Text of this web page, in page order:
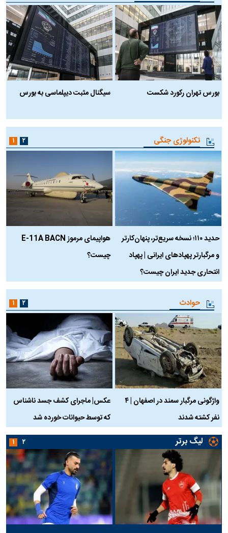
بورس تهران رکورد شکست
سیگنال مثبت دیپلماسی به بورس
تکنولوژی جنگی
حدید ۱۱۰؛ نسخه سریع‌تر، پنهان‌کارتر
و مرگبارتر پهپادهای ایرانی | پهپاد
انتحاری جدید ایران چیست؟
هواپیمای مرموز E-11A BACN
چیست؟
۱ ۲
حوادث
واژگونی مرگبار سمند در اصفهان | ۴
نفر کشته شدند
عکس| ماجرای کشف جسد ناشناس
که توسط حیوانات خورده شد
۱ ۲
لیگ برتر ۱ ۲